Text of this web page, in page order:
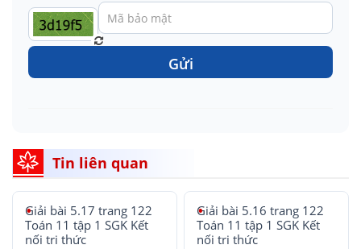
Gửi
Tin liên quan
Giải bài 5.17 trang 122
Toán 11 tập 1 SGK Kết
nối tri thức
Giải bài 5.16 trang 122
Toán 11 tập 1 SGK Kết
nối tri thức